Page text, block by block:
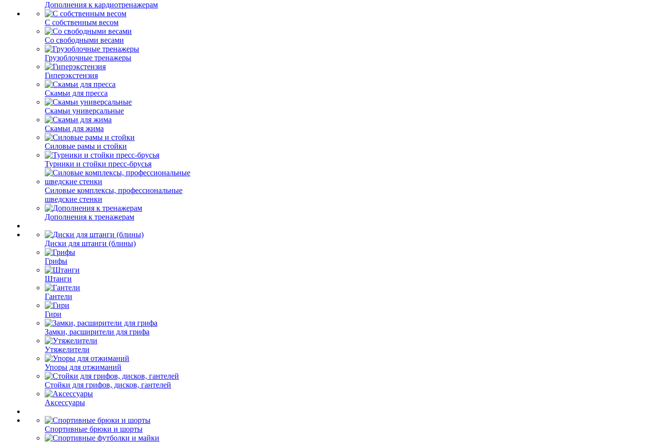
Дополнения к кардиотренажерам
С собственным весом
Со свободными весами
Грузоблочные тренажеры
Гиперэкстензия
Скамьи для пресса
Скамьи универсальные
Скамьи для жима
Силовые рамы и стойки
Турники и стойки пресс-брусья
Силовые комплексы, профессиональные
шведские стенки
Дополнения к тренажерам
Диски для штанги (блины)
Грифы
Штанги
Гантели
Гири
Замки, расширители для грифа
Утяжелители
Упоры для отжиманий
Стойки для грифов, дисков, гантелей
Аксессуары
Спортивные брюки и шорты